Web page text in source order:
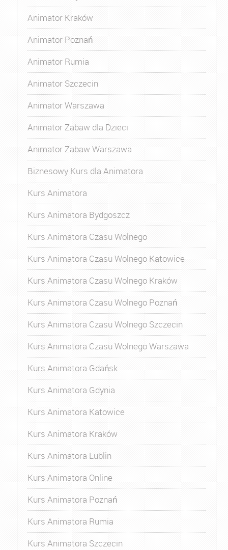
Animator Kraków
Animator Poznań
Animator Rumia
Animator Szczecin
Animator Warszawa
Animator Zabaw dla Dzieci
Animator Zabaw Warszawa
Biznesowy Kurs dla Animatora
Kurs Animatora
Kurs Animatora Bydgoszcz
Kurs Animatora Czasu Wolnego
Kurs Animatora Czasu Wolnego Katowice
Kurs Animatora Czasu Wolnego Kraków
Kurs Animatora Czasu Wolnego Poznań
Kurs Animatora Czasu Wolnego Szczecin
Kurs Animatora Czasu Wolnego Warszawa
Kurs Animatora Gdańsk
Kurs Animatora Gdynia
Kurs Animatora Katowice
Kurs Animatora Kraków
Kurs Animatora Lublin
Kurs Animatora Online
Kurs Animatora Poznań
Kurs Animatora Rumia
Kurs Animatora Szczecin